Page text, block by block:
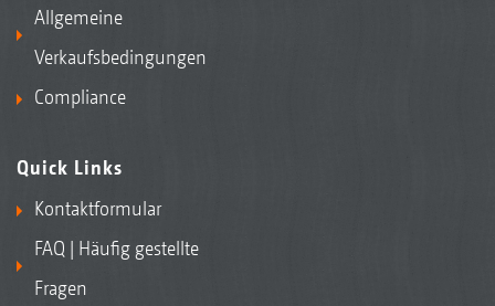
Allgemeine
Verkaufsbedingungen
Compliance
Quick Links
Kontaktformular
FAQ | Häufig gestellte
Fragen